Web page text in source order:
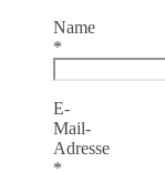
Name
*
E-
Mail-
Adresse
*